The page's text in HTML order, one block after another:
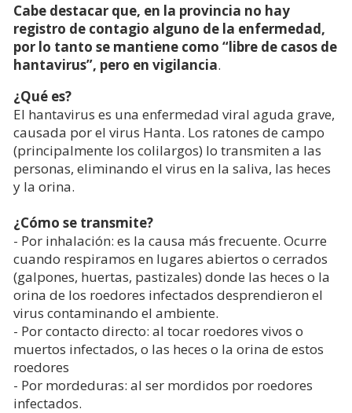
Cabe destacar que, en la provincia no hay
registro de contagio alguno de la enfermedad,
por lo tanto se mantiene como “libre de casos de
hantavirus”, pero en vigilancia.
¿Qué es?
El hantavirus es una enfermedad viral aguda grave,
causada por el virus Hanta. Los ratones de campo
(principalmente los colilargos) lo transmiten a las
personas, eliminando el virus en la saliva, las heces
y la orina.
¿Cómo se transmite?
- Por inhalación: es la causa más frecuente. Ocurre
cuando respiramos en lugares abiertos o cerrados
(galpones, huertas, pastizales) donde las heces o la
orina de los roedores infectados desprendieron el
virus contaminando el ambiente.
- Por contacto directo: al tocar roedores vivos o
muertos infectados, o las heces o la orina de estos
roedores
- Por mordeduras: al ser mordidos por roedores
infectados.